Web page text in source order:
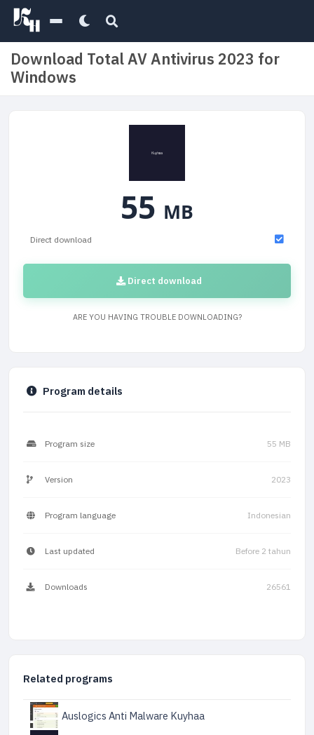
Download Total AV Antivirus 2023 for
Windows
55 MB
Direct download
Direct download
ARE YOU HAVING TROUBLE DOWNLOADING?
Program details
Program size 55 MB
Version 2023
Program language Indonesian
Last updated Before 2 tahun
Downloads 26561
Related programs
Auslogics Anti Malware Kuyhaa